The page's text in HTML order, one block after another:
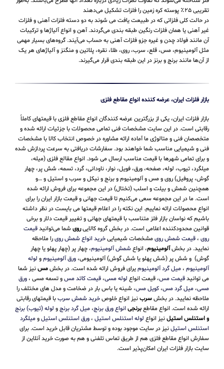
فلز شناخته می‌شوند که تفاوت نظرات زیادی دربارهٔ تعداد آنها مطرح می‌باشند. به‌طور
تقریبی ۲۵٪ پوسته کره زمین را فلزات تشکیل می‌دهند
در حالت کلی فلزاتی که در طبیعت یافت می شوند به دو دسته فلزات آهنی و فلزات
غیر آهنی یا همان فلزات رنگین طبقه بندی می‌گردند. آهن و انواع آلیاژها و ترکیبات
آن مانند فولاد چدن و غیره جزو فلزات آهنی به حساب می‌‌آیند. گروه‌های بسیار مهمی
مثل آلومینیوم، مس، قلع، سرب، روی، طلا، نقره، پلاتین و منگنز و آلیاژهای هر یک
از آن‌ها مانند برنج و برنز در این طبقه‌ بندی قرار می‌‌گیرند.
بازار فلزات ایران، عرضه کننده انواع مقاطع فلزی
بازار فلزات ایران، یکی از بزرگترین عرضه کنندگان انواع مقاطع فلزی با قیمتهای کاملاً
رقابتی است. در این سایت مشخصات فنی تمامی محصولات با جزئیات ارائه شده و
متخصصان فنی و متالوژی ما آماده ارائه مشاوره در خصوص انتخاب کالا با مشخصات
فنی و شیمیایی مناسب شما خواهند بود. سفارشات دریافتی به سرعت پردازش شده
و برای تمامی شهرها با قیمت مناسب ارسال می شود. انواع مقالع فلزی (میله،
میلگرد، تیوب، لوله، صفحه، ورق، فویل، نوار، ناودانی، گرد، تسمه، شش پر، چهار
گوش، پروفیل) روی و مس و آلومینیوم و برنج و نیکل و سرب و استیل و …و
همچنین شمش و بیلت و اسلب (تختال) در این مجموعه برای فروش ارائه شده
است. ما در این مجموعه سعی می‌کنیم تا قیمت جهانی و قیمت بازار ایران را برای
انواع محصولات ارائه نماییم. این نکته را در اعلام قیمتها می بایست در نظر داشته
باشیم که نواسان بازار فلز متناسب با قیمتهای جهانی و تغییر قیمت دلار و برخی
قوانین محدودکننده اعلامی است. در بخش گروه کالایی روی شما می‌توانید
قیمت
روی
قیمت شمش روی مشخصات شیمیایی خرید انواع شمش روی را ملاحظه
نمایید. در بخش
آلومینیوم ، انواع شمش آلومینیوم ، چهار پر (چهار پهلو یا چهار
گوش) و شش پر (شش پهلو یا شش گوش) آلومینیومی، ورق آلومینیومو لوله
آلومینیوم
میل گرد آلومینیومیرای فروش ارائه شده است. در بخش مس نیز شما
می توانید
قیمت مس ، قیمت انواع لوله مسی قیمت کاتد مس و تسمه مسی ، ورق
مسی
میل گرد مس کویل مس ، شینه یا باس بار در ضخامت و مدل های مختلف را
ملاحظه نمایید. در بخش
سرب نیز انواع خلوص خرید شمش سرب
با قیمتهای رقابتی
ارائه شده است. انواع مقاطع برنجی انواع ورق برنج میل گرد برنجو لوله (تیوب) برنج
و استنلس استیل نیز انواع لوله استنلس استیل ورق استنلس استیل و
میلگرد
استنلس استیل نیز در سایت موجود بوده و توسط مشتریان قابل خرید است. برای
سفارش انواع مقاطع فلزی هم از طریق تماس تلفنی و هم به صورت خرید آنلاین از
سایت بازار فلزات ایران امکان‌پذیر است.